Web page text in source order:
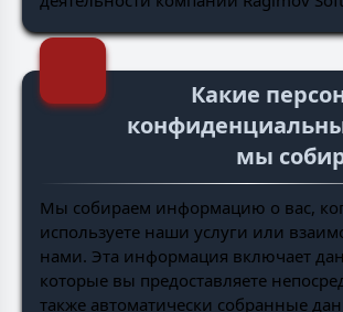
Какие
мы
Мы собираем информацию о вас,
используете наши услуги или
нами. Эта информация включает
которые вы предоставляете
также автоматически собранные